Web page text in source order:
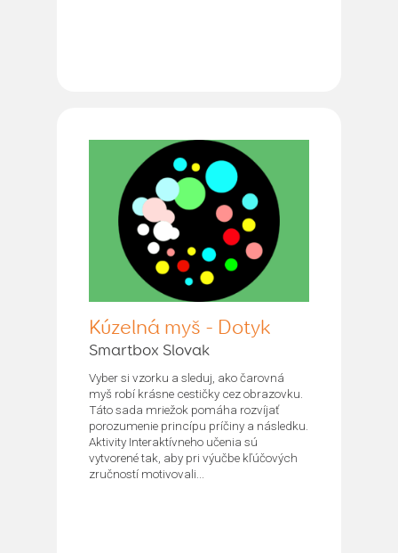
Kúzelná myš - Dotyk
Smartbox Slovak
Vyber si vzorku a sleduj, ako čarovná
myš robí krásne cestičky cez obrazovku.
Táto sada mriežok pomáha rozvíjať
porozumenie princípu príčiny a následku.
Aktivity Interaktívneho učenia sú
vytvorené tak, aby pri výučbe kľúčových
zručností motivovali...